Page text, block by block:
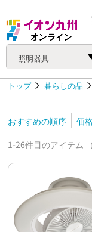
照明器具
トップ 暮らしの品
おすすめの順序 価
1-26件目のアイテム